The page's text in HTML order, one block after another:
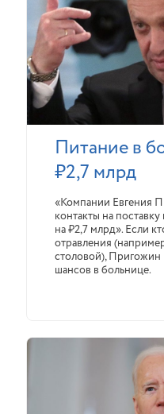
Питание в
₽2,7 млрд
«Компании Евгения
контакты на
на ₽2,7 млрд». Если
отравления
столовой), Пригожин
шансов в больнице.